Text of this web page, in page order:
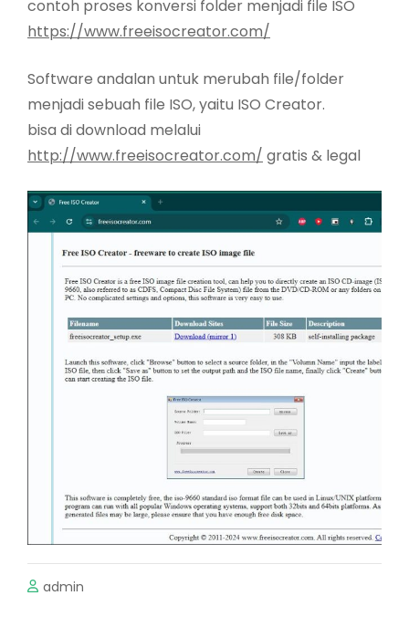
contoh proses konversi folder menjadi file ISO
https://www.freeisocreator.com/
Software andalan untuk merubah file/folder
menjadi sebuah file ISO, yaitu ISO Creator.
bisa di download melalui
http://www.freeisocreator.com/ gratis & legal
admin